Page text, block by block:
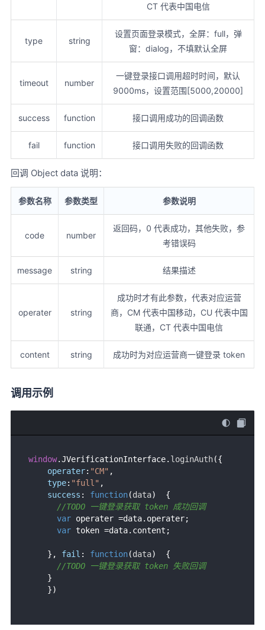
CT 代表中国电信
type string
设置页面登录模式，全屏：full，弹
窗：dialog，不填默认全屏
timeout number
一键登录接口调用超时时间，默认
9000ms，设置范围[5000,20000]
success function 接口调用成功的回调函数
fail function 接口调用失败的回调函数
回调 Object data 说明：
参数名称 参数类型 参数说明
code number
返回码，0 代表成功，其他失败，参
考错误码
message string 结果描述
operater string
成功时才有此参数，代表对应运营
商，CM 代表中国移动，CU 代表中国
联通，CT 代表中国电信
content string 成功时为对应运营商一键登录 token
调用示例
window.JVerificationInterface. loginAuth({
operater: "CM" ,
type: "full" ,
success : function(data)  {
//TODO 一键登录获取 token 成功回调
var operater =data. operater;
var token =data. content ;
    },
fail : function(data)  {
//TODO 一键登录获取 token 失败回调